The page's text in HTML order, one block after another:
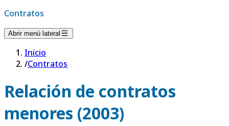
Contratos
Abrir menú lateral
Inicio
/Contratos
Relación de contratos
menores (2003)